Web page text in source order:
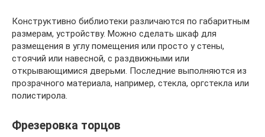
Конструктивно библиотеки различаются по габаритным
размерам, устройству. Можно сделать шкаф для
размещения в углу помещения или просто у стены,
стоячий или навесной, с раздвижными или
открывающимися дверьми. Последние выполняются из
прозрачного материала, например, стекла, оргстекла или
полистирола.
Фрезеровка торцов